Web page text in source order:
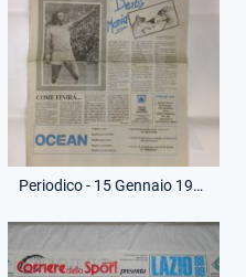
Periodico - 15 Gennaio 1989 - Lazialità - Lazio-Roma